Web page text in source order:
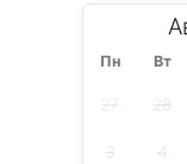
Пн Вт
27 28
3 4